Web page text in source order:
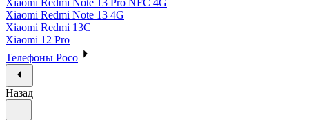
Xiaomi Redmi Note 13 Pro NFC 4G
Xiaomi Redmi Note 13 4G
Xiaomi Redmi 13C
Xiaomi 12 Pro
Телефоны Poco
Назад